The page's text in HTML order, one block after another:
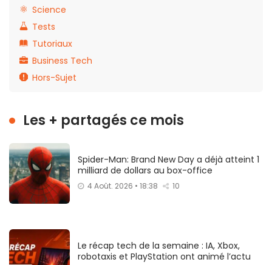
Science
Tests
Tutoriaux
Business Tech
Hors-Sujet
Les + partagés ce mois
Spider-Man: Brand New Day a déjà atteint 1
milliard de dollars au box-office
4 Août. 2026 • 18:38 10
Le récap tech de la semaine : IA, Xbox,
robotaxis et PlayStation ont animé l’actu